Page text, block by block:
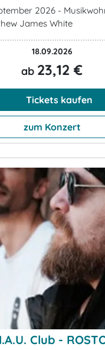
2026 -
James White
18.09.2026
ab 23,12 €
Tickets kaufen
zum Konzert
Club -